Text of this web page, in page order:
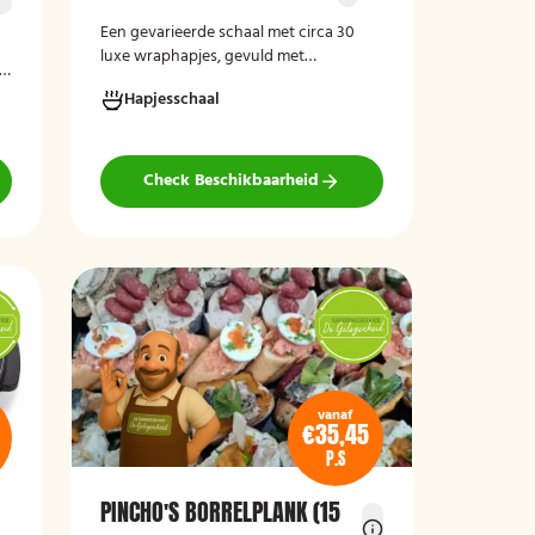
Een gevarieerde schaal met circa 30
luxe wraphapjes, gevuld met
roomkaas, kip, carpaccio met rucola en
zongedroogde tomaat. Ideaal als
borrelhapje voor feestjes, recepties of
zakelijke bijeenkomsten. De wraps zijn
Hapjesschaal
Check Beschikbaarheid
vanaf
€35,45
P.S
PINCHO'S BORRELPLANK (15